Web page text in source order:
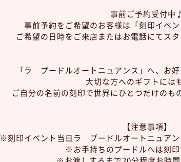
事前ご予約受付中
事前予約をご希望のお客様は「刻印イベ
ご希望の日時をご来店またはお電話にてス
「ラ プードルオートニュアンス」へ、お好
大切な方へのギフトには
ご自分の名前の刻印で世界にひとつだけの
【注意事項】
※刻印イベント当日ラ プードルオートニュアン
※お手持ちのプードルへは刻印